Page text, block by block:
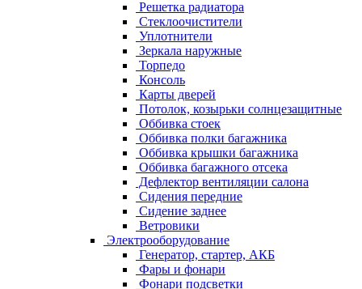
Решетка радиатора
Стеклоочистители
Уплотнители
Зеркала наружные
Торпедо
Консоль
Карты дверей
Потолок, козырьки солнцезащитные
Оббивка стоек
Оббивка полки багажника
Оббивка крышки багажника
Оббивка багажного отсека
Дефлектор вентиляции салона
Сидения передние
Сидение заднее
Ветровики
Электрооборудование
Генератор, стартер, АКБ
Фары и фонари
Фонари подсветки